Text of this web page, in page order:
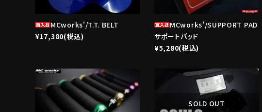
MCworks'/T.T. BELT
¥17,380(税込)
MCworks'/SUPPORT PAD
サポートパッド
¥5,280(税込)
favorite
SOLD OUT
favorite